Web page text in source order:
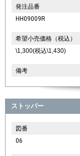
発注品番
HH09009R
希望小売価格（税込）
\1,300(税込\1,430)
備考
ストッパー
図番
06